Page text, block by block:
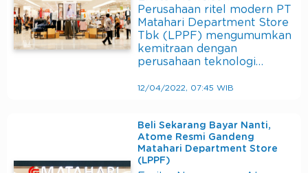
Perusahaan ritel modern PT
Matahari Department Store
Tbk (LPPF) mengumumkan
kemitraan dengan
perusahaan teknologi…
12/04/2022, 07:45 WIB
Beli Sekarang Bayar Nanti,
Atome Resmi Gandeng
Matahari Department Store
(LPPF)